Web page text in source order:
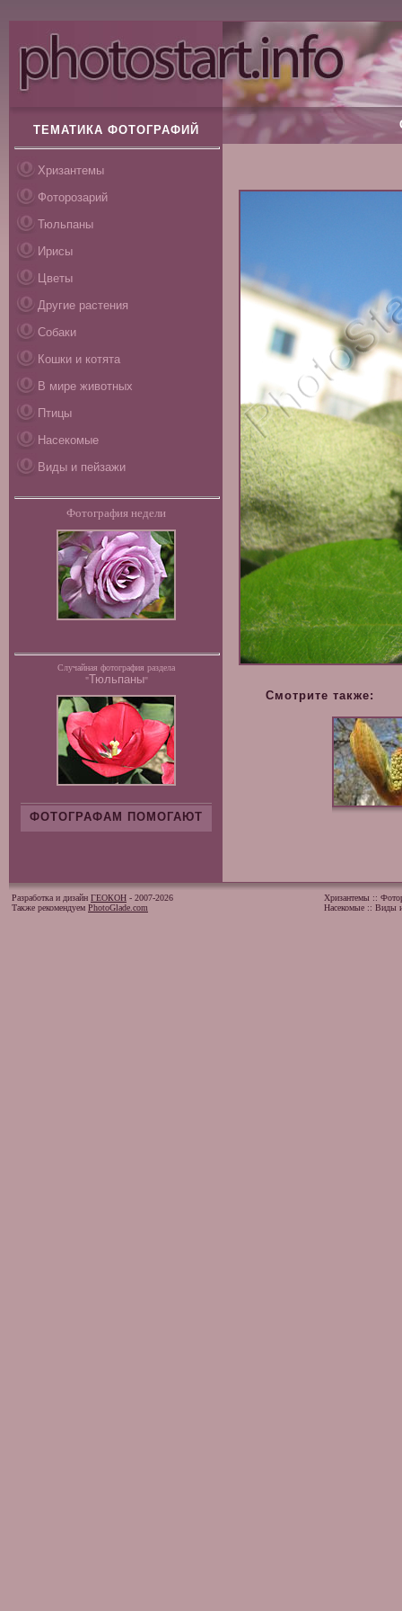
ТЕМАТИКА ФОТОГРАФИЙ
Хризантемы
Фоторозарий
Тюльпаны
Ирисы
Цветы
Другие растения
Собаки
Кошки и котята
В мире животных
Птицы
Насекомые
Виды и пейзажи
Фотография недели
Случайная фотография раздела
"Тюльпаны"
ФОТОГРАФАМ ПОМОГАЮТ
Смотрите также:
Разработка и дизайн ГЕОКОН - 2007-2026
Также рекомендуем PhotoGlade.com
Хризантемы ::
Насекомые :: Виды